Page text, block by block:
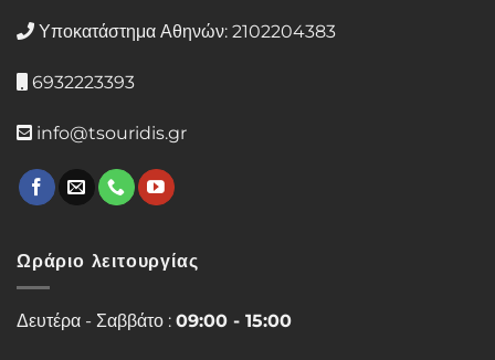
Υποκατάστημα Αθηνών: 2102204383
6932223393
info@tsouridis.gr
Ωράριο λειτουργίας
Δευτέρα - Σαββάτο : 09:00 - 15:00